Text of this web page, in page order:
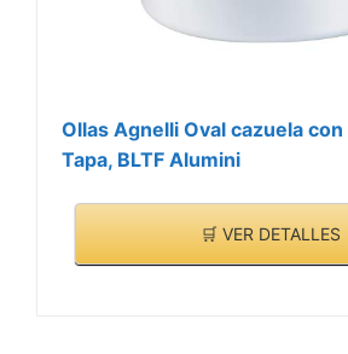
Ollas Agnelli Oval cazuela
Tapa, BLTF Alumini
🛒 VER DETALLES